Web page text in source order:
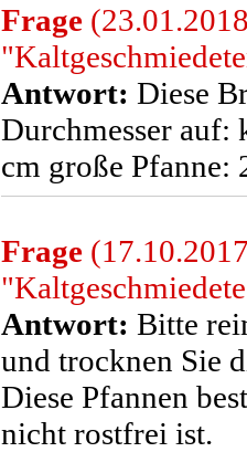
Frage
Antwort: Diese
Durchmesser auf:
cm große Pfanne:
Frage
Antwort: Bitte
und trocknen Sie
Diese Pfannen
nicht rostfrei ist.